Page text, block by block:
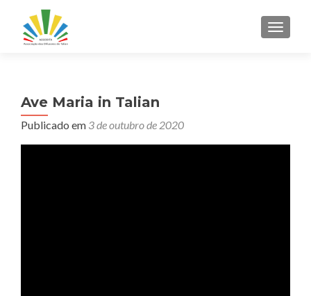
Ave Maria in Talian
Publicado em 3 de outubro de 2020